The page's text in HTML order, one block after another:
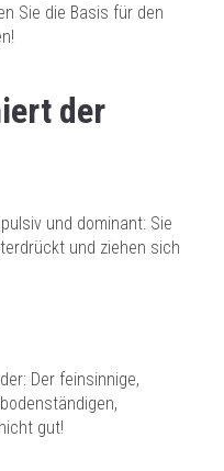
Sie die Basis für den
der
und dominant: Sie
und ziehen sich
Der feinsinnige,
gut!